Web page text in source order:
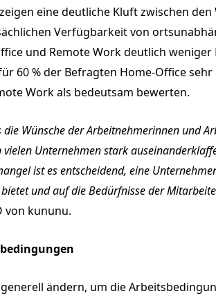
eine deutliche Kluft zwischen
Verfügbarkeit von
und Remote Work deutlich weniger
60 % der Befragten Home-Office
Work als bedeutsam bewerten.
Wünsche der Arbeitnehmerinnen und
Unternehmen stark
ist es entscheidend, eine
und auf die Bedürfnisse der
von kununu.
ändern, um die